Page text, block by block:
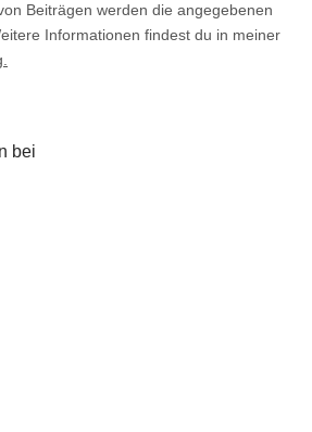
Beiträgen werden die angegebenen
Informationen findest du in meiner
bei